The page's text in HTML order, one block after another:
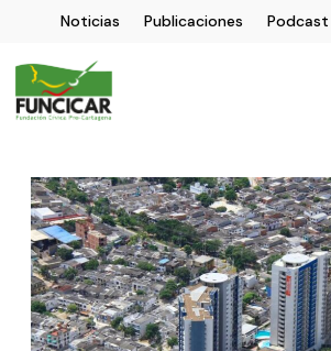
Noticias Publicaciones Podcast